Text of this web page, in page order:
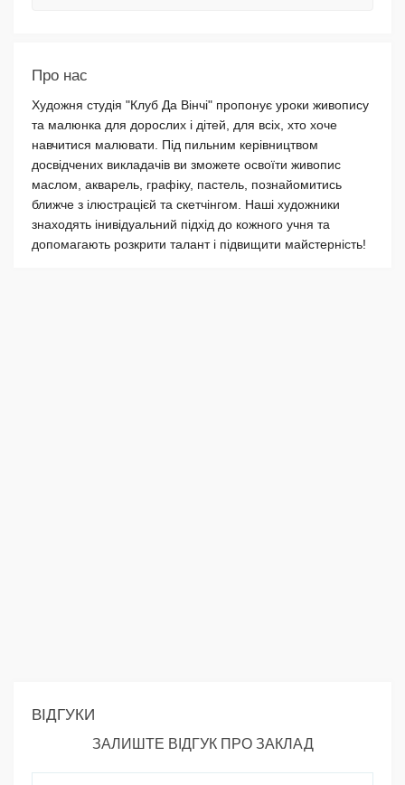
Про нас
Художня студія "Клуб Да Вінчі" пропонує уроки живопису
та малюнка для дорослих і дітей, для всіх, хто хоче
навчитися малювати. Під пильним керівництвом
досвідчених викладачів ви зможете освоїти живопис
маслом, акварель, графіку, пастель, познайомитись
ближче з ілюстрацієй та скетчінгом. Наші художники
знаходять інивідуальний підхід до кожного учня та
допомагають розкрити талант і підвищити майстерність!
ВІДГУКИ
ЗАЛИШТЕ ВІДГУК ПРО ЗАКЛАД